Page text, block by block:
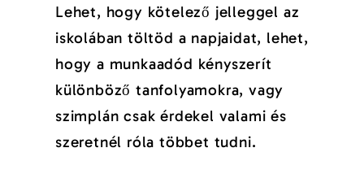
Lehet, hogy kötelező jelleggel az
iskolában töltöd a napjaidat, lehet,
hogy a munkaadód kényszerít
különböző tanfolyamokra, vagy
szimplán csak érdekel valami és
szeretnél róla többet tudni.